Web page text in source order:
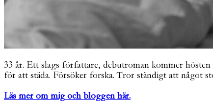
33 år. Ett slags författare, debutroman kommer hösten
för att städa. Försöker forska. Tror ständigt att något
Läs mer om mig och bloggen här.